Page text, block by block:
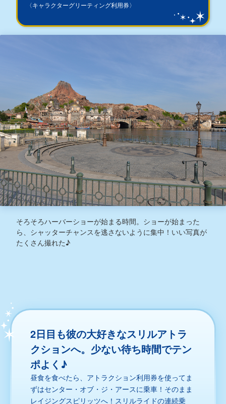
〈キャラクターグリーティング利用券〉
そろそろハーバーショーが始まる時間。ショーが始まった
ら、シャッターチャンスを逃さないように集中！いい写真が
たくさん撮れた♪
2日目も彼の大好きなスリルアトラ
クションへ。少ない待ち時間でテン
ポよく♪
昼食を食べたら、アトラクション利用券を使ってま
ずはセンター・オブ・ジ・アースに乗車！そのまま
レイジングスピリッツへ！スリルライドの連続乗